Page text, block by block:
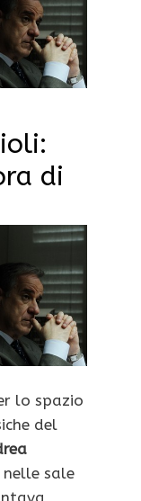
di
lo spazio
del
sale